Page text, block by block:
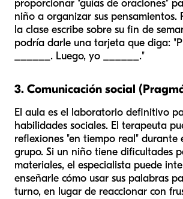
proporcionar "guías de oraciones"
niño a organizar sus pensamientos.
la clase escribe sobre su fin de
podría darle una tarjeta que diga:
______. Luego, yo ______."
3. Comunicación social
El aula es el laboratorio definitivo
habilidades sociales. El terapeuta
reflexiones "en tiempo real" durante
grupo. Si un niño tiene dificultades
materiales, el especialista puede
enseñarle cómo usar sus palabras
turno, en lugar de reaccionar con